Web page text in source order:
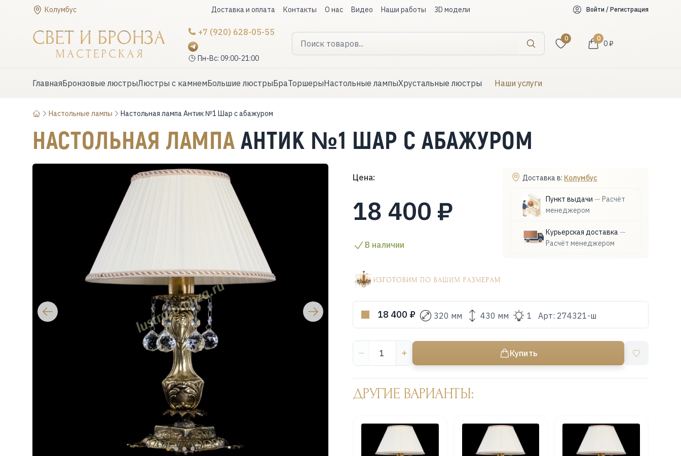
Колумбус Доставка и оплата Контакты О нас Видео Наши работы 3D модели Войти / Регистрация
+7 (920) 628-05-55
Пн-Вс: 09:00-21:00
Искать
0 0
0 ₽
ГлавнаяБронзовые люстрыЛюстры с камнемБольшие люстрыБраТоршерыНастольные лампыХрустальные люстры Наши услуги
Настольные лампы Настольная лампа Антик №1 Шар с абажуром
НАСТОЛЬНАЯ ЛАМПААНТИК №1 ШАР С АБАЖУРОМ
Цена:
18 400 ₽
В наличии
Доставка в: Колумбус
Пункт выдачи — Расчёт
менеджером
Курьерская доставка —
Расчёт менеджером
18 400 ₽ 320 мм 430 мм 1 Арт: 274321-ш
Купить
ДРУГИЕ ВАРИАНТЫ: